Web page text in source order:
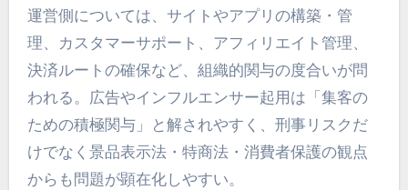
運営側については、サイトやアプリの構築・管
理、カスタマーサポート、アフィリエイト管理、
決済ルートの確保など、組織的関与の度合いが問
われる。広告やインフルエンサー起用は「集客の
ための積極関与」と解されやすく、刑事リスクだ
けでなく景品表示法・特商法・消費者保護の観点
からも問題が顕在化しやすい。